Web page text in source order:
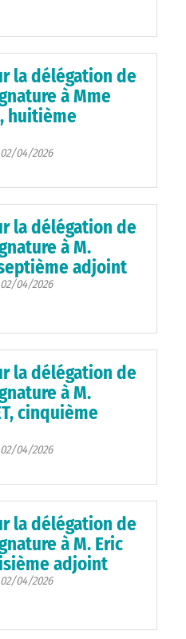
la délégation de
à Mme
huitième
04/2026
la délégation de
à M.
adjoint
04/2026
la délégation de
à M.
cinquième
04/2026
la délégation de
à M. Eric
adjoint
04/2026